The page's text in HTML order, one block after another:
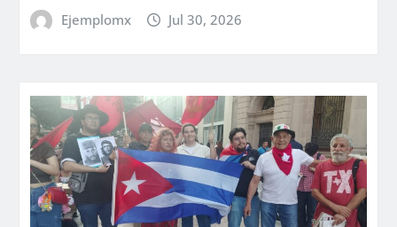
Ejemplomx Jul 30, 2026